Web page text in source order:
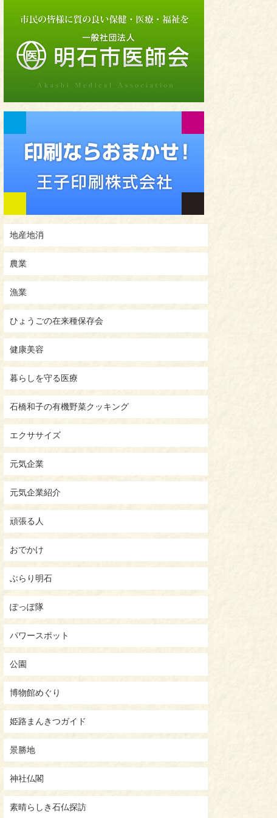
地産地消
農業
漁業
ひょうごの在来種保存会
健康美容
暮らしを守る医療
石橋和子の有機野菜クッキング
エクササイズ
元気企業
元気企業紹介
頑張る人
おでかけ
ぶらり明石
ぽっぽ隊
パワースポット
公園
博物館めぐり
姫路まんきつガイド
景勝地
神社仏閣
素晴らしき石仏探訪